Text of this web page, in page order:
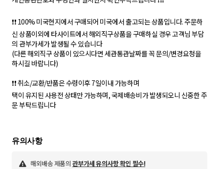
❗❗ 100% 미국현지에서 구매되어 미국에서 출고되는 상품입니다. 주문하
신 상품이외에 타사이트에서 해외직구상품을 구매하실 경우 고객님 부담
의 관부가세가 발생될 수 있습니다
(다른 해외직구 상품이 있으시다면 세관통관날짜를 꼭 문의/변경요청을
하시길 바랍니다)
❗❗ 취소/교환/반품은 수령이후 7일이내 가능하며
택이 유지된 사용전 상태만 가능하며, 국제배송비가 발생되오니 신중한 주
문 부탁드립니다
유의사항
해외배송 제품의 관부가세 유의사항 확인 필수!